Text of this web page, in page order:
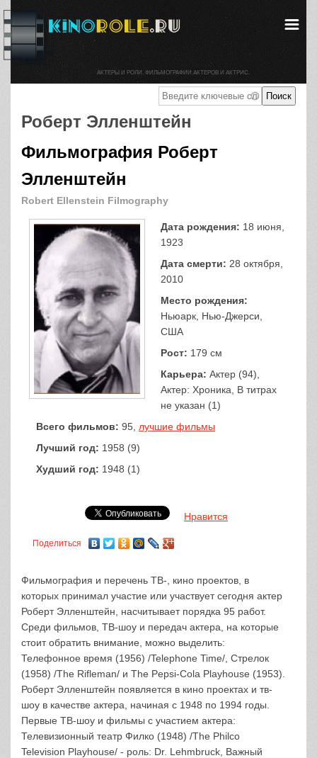
Роберт Элленштейн
Фильмография Роберт
Элленштейн
Robert Ellenstein Filmography
Дата рождения: 18 июня,
1923
Дата смерти: 28 октября,
2010
Место рождения:
Ньюарк, Нью-Джерси,
США
Рост: 179 см
Карьера: Актер (94),
Актер: Хроника, В титрах
не указан (1)
Всего фильмов: 95, лучшие фильмы
Лучший год: 1958 (9)
Худший год: 1948 (1)
Нравится
Поделиться
Фильмография и перечень ТВ-, кино проектов, в
которых принимал участие или участвует сегодня актер
Роберт Элленштейн, насчитывает порядка 95 работ.
Среди фильмов, ТВ-шоу и передач актера, на которые
стоит обратить внимание, можно выделить:
Телефонное время (1956) /Telephone Time/, Стрелок
(1958) /The Rifleman/ и The Pepsi-Cola Playhouse (1953).
Роберт Элленштейн появляется в кино проектах и тв-
шоу в качестве актера, начиная с 1948 по 1994 годы.
Первые ТВ-шоу и фильмы с участием актера:
Телевизионный театр Филко (1948) /The Philco
Television Playhouse/ - роль: Dr. Lehmbruck, Важный
АКТЕРЫ И РОЛИ. ФИЛЬМОГРАФИИ АКТЕРОВ И АКТРИС.